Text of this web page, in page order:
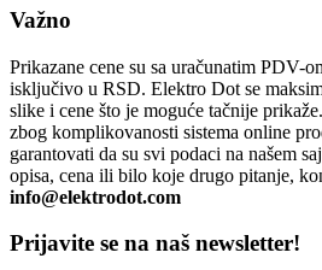
Važno
Prikazane cene su sa uračunatim PDV-
isključivo u RSD. Elektro Dot se
slike i cene što je moguće tačnije
zbog komplikovanosti sistema online
garantovati da su svi podaci na našem
opisa, cena ili bilo koje drugo pitanje,
info@elektrodot.com
Prijavite se na naš newsletter!